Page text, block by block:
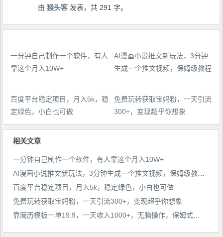
由猴头客 发表，共 291 字。
一分钟自己制作一个软件，有人
靠这个月入10W+
AI漫画小说推文新玩法，3分钟
生成一个推文视频，保姆级教程
百度平台稳定项目，月入5k，稳
定绿色，小白也可做
免费玩转获取宝妈粉，一天引流
300+，变现超乎你想象
相关文章
一分钟自己制作一个软件，有人靠这个月入10W+
AI漫画小说推文新玩法，3分钟生成一个推文视频，保姆级教程【配项目操作和软件教程】
百度平台稳定项目，月入5k，稳定绿色，小白也可做
免费玩转获取宝妈粉，一天引流300+，变现超乎你想象
靠简历模板一单19.9，一天收入1000+，无脑操作，保姆式教学，首选网赚副业！